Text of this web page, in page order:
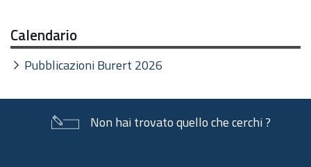
Calendario
Pubblicazioni Burert 2026
Non hai trovato quello che cerchi ?